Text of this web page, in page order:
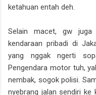
ketahuan entah deh.
Selain macet, gw juga
kendaraan pribadi di
yang nggak ngerti
Pengendara motor tuh,
nembak, sogok polisi.
nyebrang jalan sendiri ke